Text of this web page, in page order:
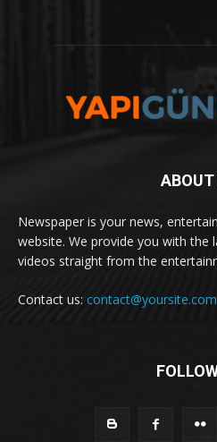
ABOUT
Newspaper is your news,
website. We provide you with the
videos straight from the
Contact us: contact@yoursite.com